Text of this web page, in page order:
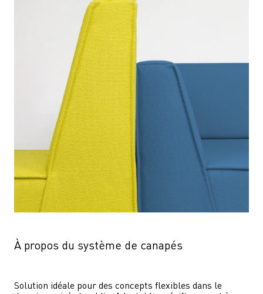
À propos du système de canapés
Solution idéale pour des concepts flexibles dans le